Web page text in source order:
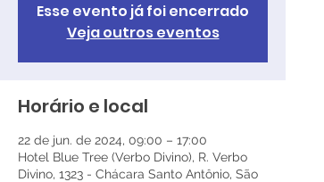
Esse evento já foi encerrado
Veja outros eventos
Horário e local
22 de jun. de 2024, 09:00 – 17:00
Hotel Blue Tree (Verbo Divino), R. Verbo
Divino, 1323 - Chácara Santo Antônio, São